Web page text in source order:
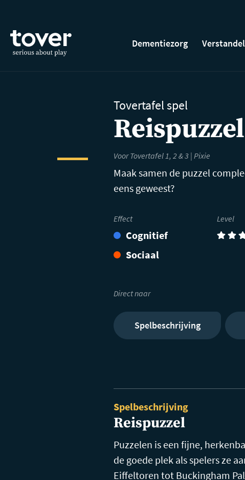
Dementiezorg
Tovertafel spel
Reispuzzel
Voor Tovertafel 1, 2 & 3 | Pixie
Maak samen de puzzel
eens geweest?
Effect
Cognitief
Sociaal
Level
(3)
Direct naar
Spelbeschrijving
Spelbeschrijving
Reispuzzel
Puzzelen is een fijne,
de goede plek als spelers ze
Eiffeltoren tot Buckingham